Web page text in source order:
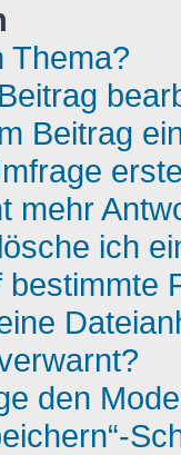
Thema?
Beitrag
mehr
ich
den